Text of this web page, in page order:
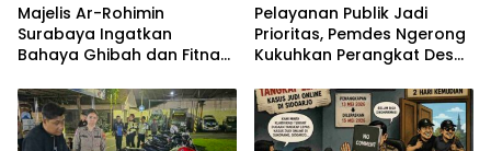
Majelis Ar-Rohimin
Surabaya Ingatkan
Bahaya Ghibah dan Fitnah
Pelayanan Publik Jadi
Prioritas, Pemdes Ngerong
Kukuhkan Perangkat Desa